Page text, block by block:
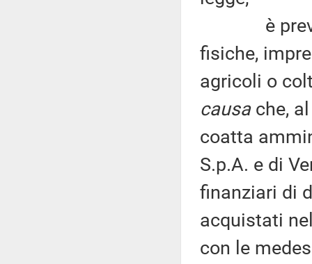
è previsto
fisiche,
agricoli o
causache,
coatta
S.p.A. e di
finanziari di
acquistati
con le